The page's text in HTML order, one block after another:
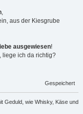
,
aus der Kiesgrube
ausgewiesen!
, liege ich da richtig?
Gespeichert
Geduld, wie Whisky, Käse und